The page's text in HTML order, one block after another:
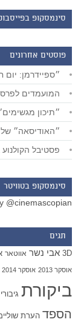
סינמסקופ
פוסטים אחרונים
״ספיידרמן: יום
המועמדים לפרס אופיר 2026:
״תיכון
״האודיסאה״ של
פסטיבל הקולנוע בירושלים 2026:
סינמסקופ בטוויטר
@cinemascopian
תגים
3D אבי נשר אווטאר
אוסקר 2013 אוסקר 2014
ביקורת
הספד הערת